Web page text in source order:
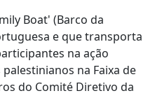
Boat' (Barco da
e que transporta
na ação
na Faixa de
do Comité Diretivo da